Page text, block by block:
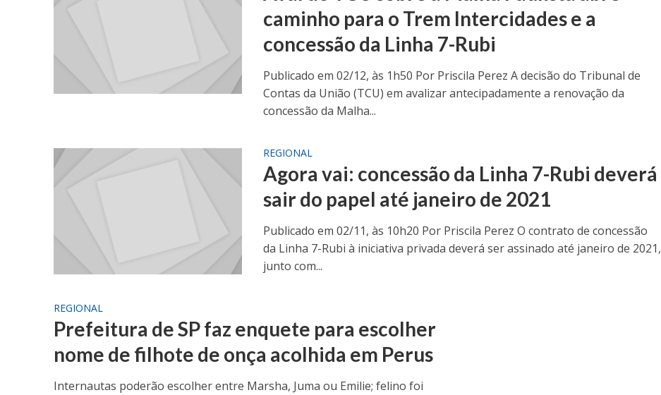
caminho para o Trem Intercidades e a
concessão da Linha 7-Rubi
Publicado em 02/12, às 1h50 Por Priscila Perez A decisão do Tribunal de
Contas da União (TCU) em avalizar antecipadamente a renovação da
concessão da Malha...
REGIONAL
Agora vai: concessão da Linha 7-Rubi deverá
sair do papel até janeiro de 2021
Publicado em 02/11, às 10h20 Por Priscila Perez O contrato de concessão
da Linha 7-Rubi à iniciativa privada deverá ser assinado até janeiro de 2021,
junto com...
REGIONAL
Prefeitura de SP faz enquete para escolher
nome de filhote de onça acolhida em Perus
Internautas poderão escolher entre Marsha, Juma ou Emilie; felino foi